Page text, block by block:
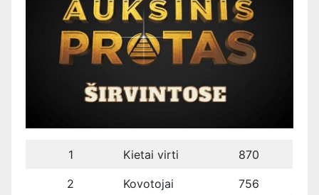
1 Kietai virti 870
2 Kovotojai 756